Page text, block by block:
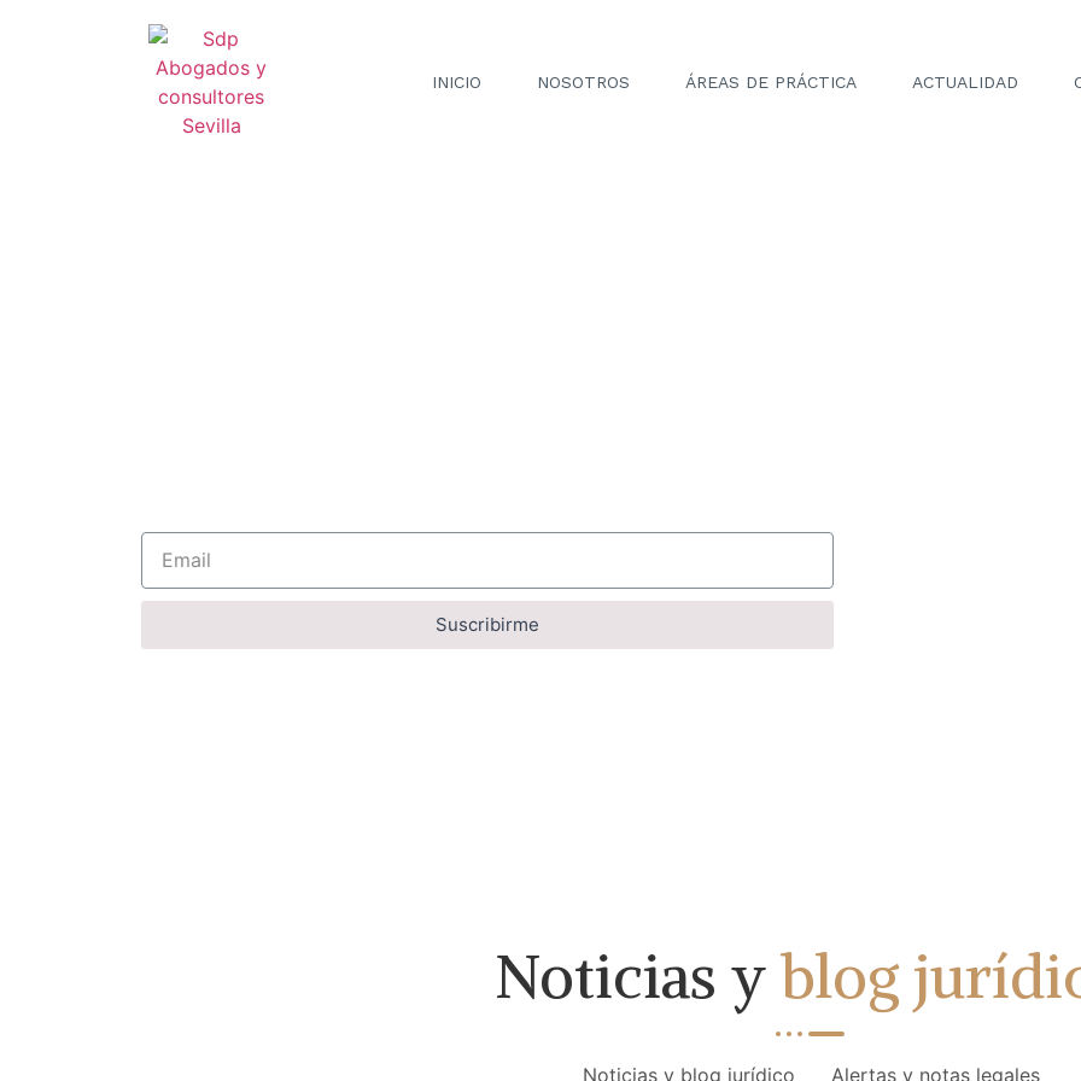
INICIO NOSOTROS ÁREAS DE PRÁCTICA ACTUALIDAD
Suscribirme
Noticias yblog
Noticias y blog jurídico Alertas y notas legales